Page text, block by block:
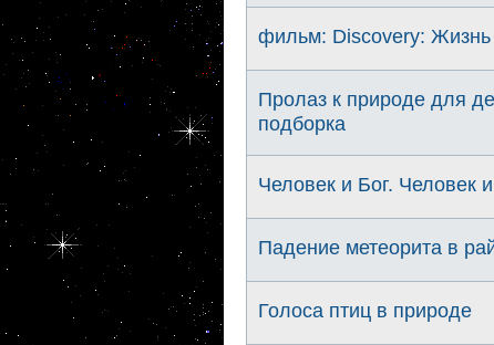
фильм: Discovery: Жизнь
Пролаз к природе для
подборка
Человек и Бог. Человек
Падение метеорита в
Голоса птиц в природе